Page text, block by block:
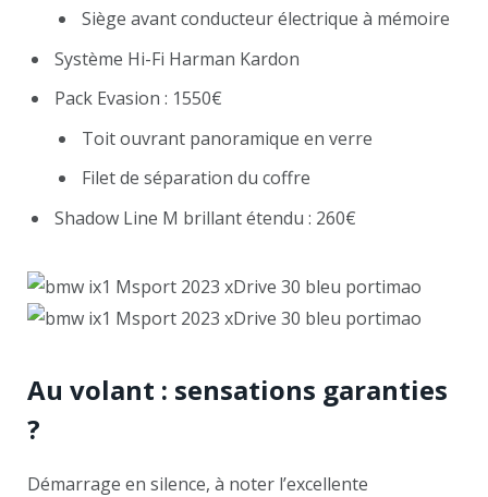
Siège avant conducteur électrique à mémoire
Système Hi-Fi Harman Kardon
Pack Evasion : 1550€
Toit ouvrant panoramique en verre
Filet de séparation du coffre
Shadow Line M brillant étendu : 260€
Au volant : sensations garanties
?
Démarrage en silence, à noter l’excellente